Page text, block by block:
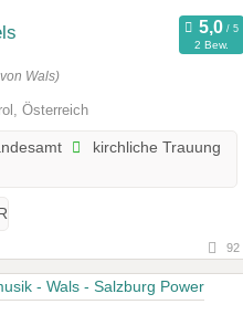
2 Bew.
Wals)
Österreich
kirchliche Trauung
92